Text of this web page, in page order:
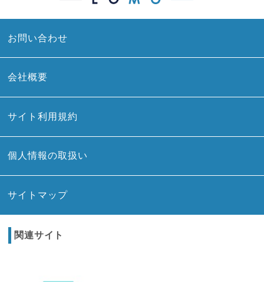
お問い合わせ
会社概要
サイト利用規約
個人情報の取扱い
サイトマップ
関連サイト